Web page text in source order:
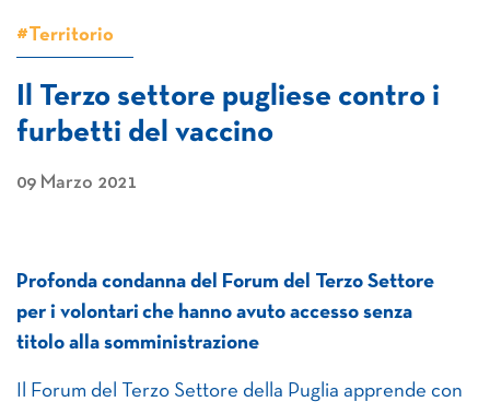
#Territorio
Il Terzo settore pugliese contro i
furbetti del vaccino
09 Marzo 2021
Profonda condanna del Forum del Terzo Settore
per i volontari che hanno avuto accesso senza
titolo alla somministrazione
Il Forum del Terzo Settore della Puglia apprende con